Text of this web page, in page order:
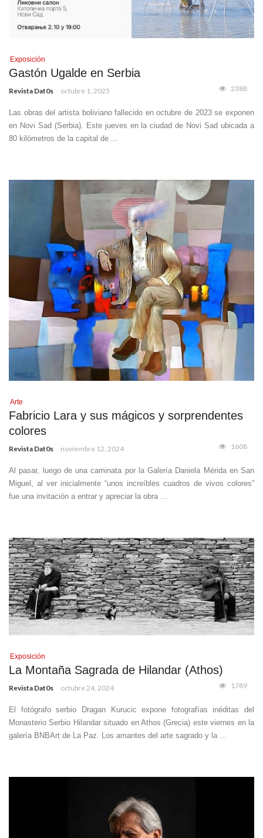
Exposición
Gastón Ugalde en Serbia
Revista Dat0s octubre 1, 2025 2388
Las obras del artista boliviano fallecido en octubre de 2023 se exponen
en Novi Sad (Serbia). Este jueves en la ciudad de Novi Sad ubicada a
80 kilómetros de la capital de ...
Arte
Fabricio Lara y sus mágicos y sorprendentes
colores
Revista Dat0s noviembre 12, 2024 1608
Al pasar, luego de una caminata por la Galería Daniela Mérida en San
Miguel, al ver inicialmente “unos increíbles cuadros de vivos colores”
fue una invitación a entrar y apreciar la obra ...
Exposición
La Montaña Sagrada de Hilandar (Athos)
Revista Dat0s octubre 24, 2024 1789
El fotógrafo serbio Dragan Kurucic expone fotografías inéditas del
Monasterio Serbio Hilandar situado en Athos (Grecia) este viernes en la
galería BNBArt de La Paz. Los amantes del arte sagrado y la ...